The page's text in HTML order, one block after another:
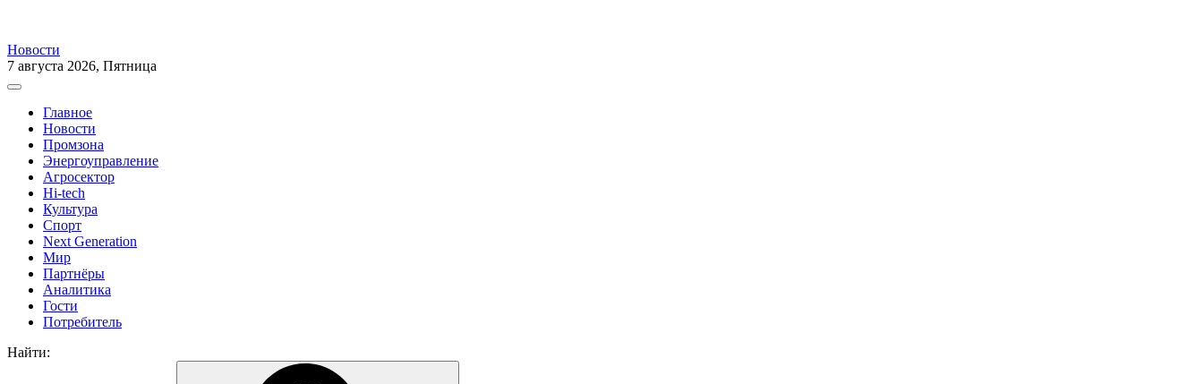
Новости
7 августа 2026, Пятница
Главное
Новости
Промзона
Энергоуправление
Агросектор
Hi-tech
Культура
Спорт
Next Generation
Мир
Партнёры
Аналитика
Гости
Потребитель
Найти: